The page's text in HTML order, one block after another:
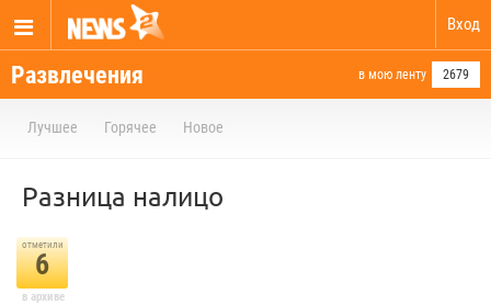
Вход
Развлечения в мою ленту 2679
Лучшее Горячее Новое
Разница налицо
отметили
6
в архиве